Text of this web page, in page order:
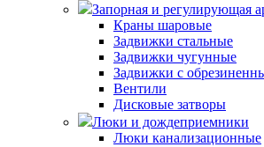
Запорная и регулирующая
Краны шаровые
Задвижки стальные
Задвижки чугунные
Задвижки с
Вентили
Дисковые затворы
Люки и дождеприемники
Люки канализационные